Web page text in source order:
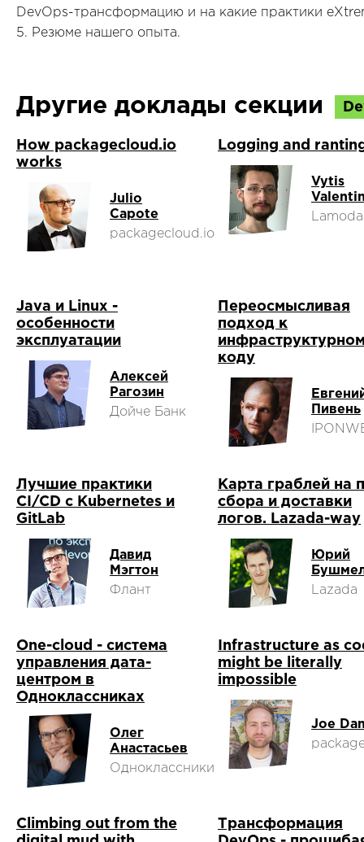
DevOps-трансформацию и на какие практики
5. Резюме нашего опыта.
Другие доклады секции
How packagecloud.io
works
Julio
Capote
packagecloud.io
Logging and
Vytis
Lamoda
Java и Linux -
особенности
эксплуатации
Алексей
Рагозин
Дойче Банк
Переосмысливая
подход к
коду
Пивень
Лучшие практики
CI/CD с Kubernetes и
GitLab
Давид
Мэгтон
Флант
Карта граблей на
сбора и доставки
логов. Lazada-way
Юрий
Lazada
One-cloud - система
управления дата-
центром в
Одноклассниках
Олег
Анастасьев
Одноклассники
Infrastructure as
might be literally
impossible
Joe
Climbing out from the
Трансформация